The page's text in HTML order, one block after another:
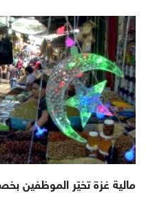
مالية غزة تخيّر الموظفين